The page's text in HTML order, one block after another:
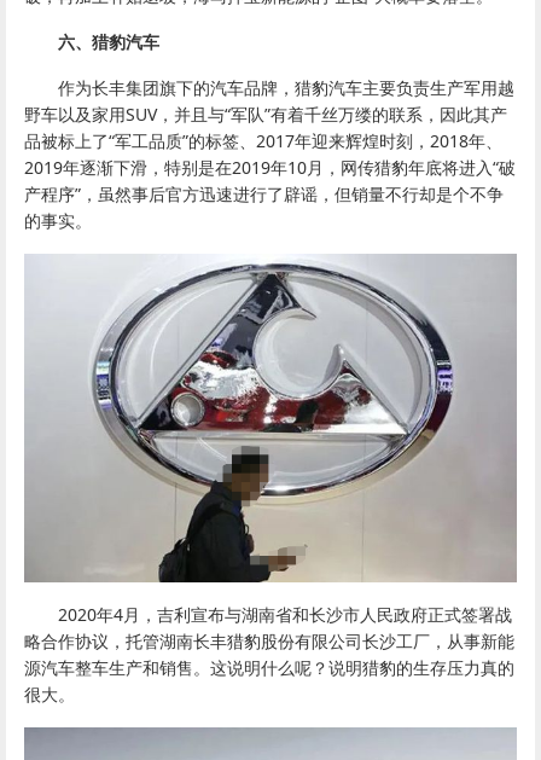
六、猎豹汽车
作为长丰集团旗下的汽车品牌，猎豹汽车主要负责生产军用越
野车以及家用SUV，并且与“军队”有着千丝万缕的联系，因此其产
品被标上了“军工品质”的标签、2017年迎来辉煌时刻，2018年、
2019年逐渐下滑，特别是在2019年10月，网传猎豹年底将进入“破
产程序”，虽然事后官方迅速进行了辟谣，但销量不行却是个不争
的事实。
2020年4月，吉利宣布与湖南省和长沙市人民政府正式签署战
略合作协议，托管湖南长丰猎豹股份有限公司长沙工厂，从事新能
源汽车整车生产和销售。这说明什么呢？说明猎豹的生存压力真的
很大。